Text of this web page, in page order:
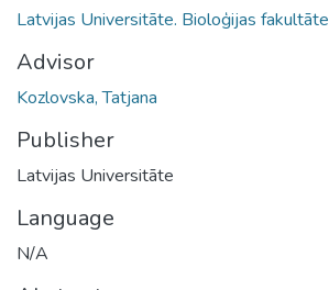
Latvijas Universitāte. Bioloģijas fakultāte
Advisor
Kozlovska, Tatjana
Publisher
Latvijas Universitāte
Language
N/A